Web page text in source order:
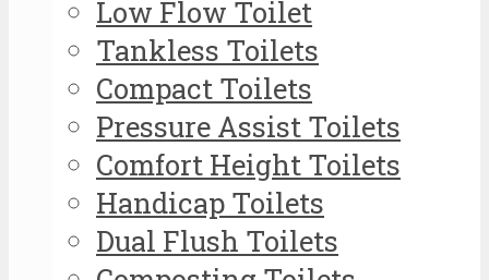
Low Flow Toilet
Tankless Toilets
Compact Toilets
Pressure Assist Toilets
Comfort Height Toilets
Handicap Toilets
Dual Flush Toilets